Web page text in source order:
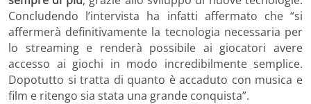
Concludendo l’intervista ha infatti affermato che “si
affermerà definitivamente la tecnologia necessaria per
lo streaming e renderà possibile ai giocatori avere
accesso ai giochi in modo incredibilmente semplice.
Dopotutto si tratta di quanto è accaduto con musica e
film e ritengo sia stata una grande conquista”.